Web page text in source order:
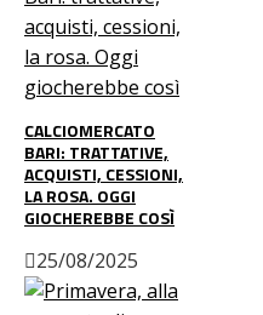
CALCIOMERCATO
BARI: TRATTATIVE,
ACQUISTI, CESSIONI,
LA ROSA. OGGI
GIOCHEREBBE COSÌ
25/08/2025